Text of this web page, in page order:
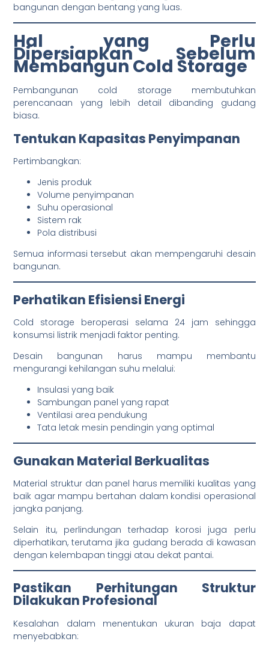
bangunan dengan bentang yang luas.
Hal yang Perlu
Dipersiapkan Sebelum
Membangun Cold Storage
Pembangunan cold storage membutuhkan
perencanaan yang lebih detail dibanding gudang
biasa.
Tentukan Kapasitas Penyimpanan
Pertimbangkan:
Jenis produk
Volume penyimpanan
Suhu operasional
Sistem rak
Pola distribusi
Semua informasi tersebut akan mempengaruhi desain
bangunan.
Perhatikan Efisiensi Energi
Cold storage beroperasi selama 24 jam sehingga
konsumsi listrik menjadi faktor penting.
Desain bangunan harus mampu membantu
mengurangi kehilangan suhu melalui:
Insulasi yang baik
Sambungan panel yang rapat
Ventilasi area pendukung
Tata letak mesin pendingin yang optimal
Gunakan Material Berkualitas
Material struktur dan panel harus memiliki kualitas yang
baik agar mampu bertahan dalam kondisi operasional
jangka panjang.
Selain itu, perlindungan terhadap korosi juga perlu
diperhatikan, terutama jika gudang berada di kawasan
dengan kelembapan tinggi atau dekat pantai.
Pastikan Perhitungan Struktur
Dilakukan Profesional
Kesalahan dalam menentukan ukuran baja dapat
menyebabkan: